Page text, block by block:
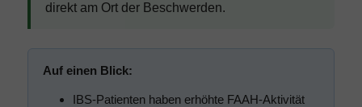
direkt am Ort der Beschwerden.
Auf einen Blick:
IBS-Patienten haben erhöhte FAAH-Aktivität